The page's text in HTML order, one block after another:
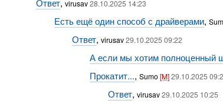
Ответ,virusav28.10.2025 14:23
Есть ещё один способ с драйверами,
Ответ,virusav29.10.2025 09:22
А если мы хотим полноценный
Прокатит...,Sumo[M] 29.10.2025
Ответ, virusav29.10.2025 10:25